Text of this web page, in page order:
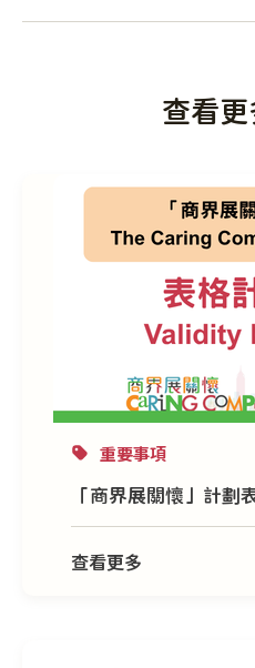
查看
重要事項
「商界展關懷」計劃
查看更多